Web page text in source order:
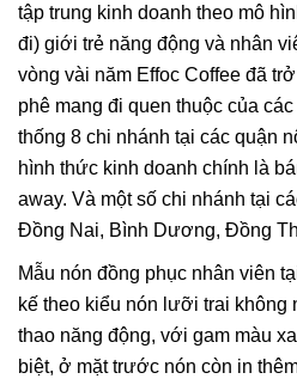
tập trung kinh doanh theo mô
đi) giới trẻ năng động và nhân
vòng vài năm Effoc Coffee đã
phê mang đi quen thuộc của
thống 8 chi nhánh tại các quận
hình thức kinh doanh chính là
away. Và một số chi nhánh tại
Đồng Nai, Bình Dương, Đồng
Mẫu nón đồng phục nhân viên
kế theo kiểu nón lưỡi trai không
thao năng động, với gam màu
biệt, ở mặt trước nón còn in